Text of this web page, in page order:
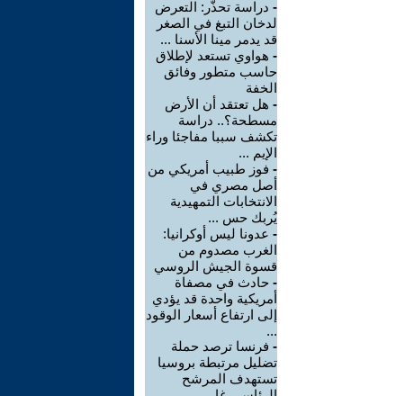
- دراسة تحذّر: التعرض
لدخان التبغ في الصغر
قد يدمر مينا الأسنا ...
- هواوي تستعد لإطلاق
حاسب متطور وفائق
الخفة
- هل تعتقد أن الأرض
مسطحة؟.. دراسة
تكشف سببا مفاجئا وراء
الإيم ...
- فوز طبيب أمريكي من
أصل مصري في
الانتخابات التمهيدية
يُربك حس ...
- عدونا ليس أوكرانيا:
الغرب مصدوم من
قسوة الجيش الروسي
- حادث في مصفاة
أمريكية واحدة قد يؤدي
إلى ارتفاع أسعار الوقود
...
- فرنسا ترصد حملة
تضليل مرتبطة بروسيا
تستهدف المرشح